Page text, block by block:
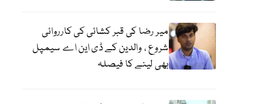
میر رضا کی قبر کشائی کی کارروائی
شروع ، والدین کے ڈی این اے سیمپل
بھی لینے کا فیصلہ